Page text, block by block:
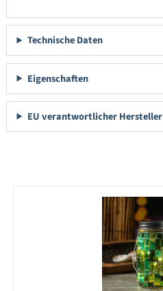
Technische Daten
Eigenschaften
EU verantwortlicher Hersteller